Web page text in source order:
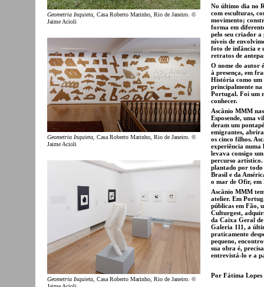
Geometria Inquieta , Casa Roberto Marinho, Rio de Janeiro. ©
Jaime Acioli
Geometria Inquieta , Casa Roberto Marinho, Rio de Janeiro. ©
Jaime Acioli
Geometria Inquieta , Casa Roberto Marinho, Rio de Janeiro. ©
No último dia no
com esculturas,
movimento;
forma em
pelo seu criador a
níveis de
foto de infância e
retratos de
O nome do autor
à presença, em
História como um
principalmente na
Portugal. Foi um
conhecer.
Ascânio MMM
Esposende, uma
deram um
emigrantes,
os cinco filhos.
experiência numa
levava consigo
percurso artístico.
plantado por todo
Brasil e da
o mar de Ofir, em
Ascânio MMM
atelier. Em
públicas em Fão,
Culturgest,
da Caixa Geral de
Galeria 111, a
praticamente
pequeno,
sua obra é,
entrevistá-lo e a
Por Fátima Lopes